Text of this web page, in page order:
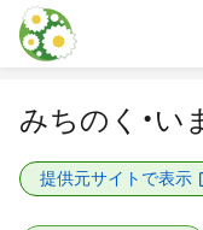
本文に飛ぶ
みちのく・い
提供元サイトで表示